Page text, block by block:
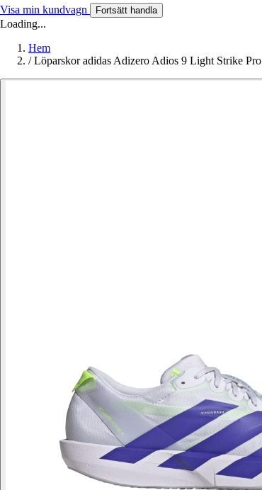
Visa min kundvagn Fortsätt handla
Loading...
Hem
/ Löparskor adidas Adizero Adios 9 Light Strike Pro